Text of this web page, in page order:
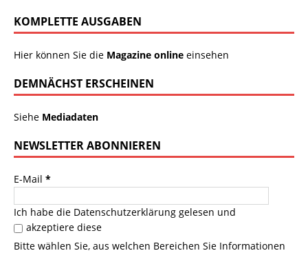
KOMPLETTE AUSGABEN
Hier können Sie die Magazine online einsehen
DEMNÄCHST ERSCHEINEN
Siehe Mediadaten
NEWSLETTER ABONNIEREN
E-Mail *
Ich habe die Datenschutzerklärung gelesen und
akzeptiere diese
Bitte wählen Sie, aus welchen Bereichen Sie Informationen